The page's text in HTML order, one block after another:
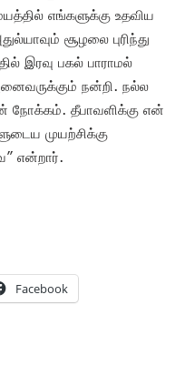
எங்களுக்கு உதவிய
சூழலை புரிந்து
இரவு பகல் பாராமல்
நன்றி. நல்ல
நோக்கம். தீபாவளிக்கு என்
முயற்சிக்கு
என்றார்.
Facebook